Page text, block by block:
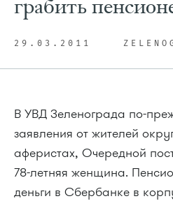
грабить
29.03.2011
В УВД Зеленограда по-
заявления от жителей
аферистах, Очередной
78-летняя женщина.
деньги в Сбербанке в